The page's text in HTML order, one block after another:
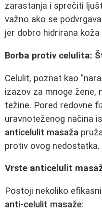
zarastanja i sprečiti
važno ako se
jer dobro hidrirana
Borba protiv celulita:
Celulit, poznat kao
izazov za mnoge žene,
težine. Pored redovne
uravnoteženog načina
anticelulit masaža
protiv ovog nedostatka.
Vrste anticelulit
Postoji nekoliko
anti-celulit masaže: